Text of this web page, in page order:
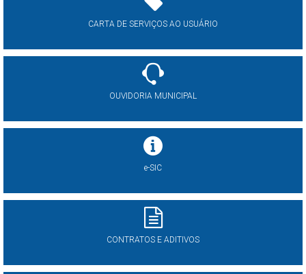
CARTA DE SERVIÇOS AO USUÁRIO
OUVIDORIA MUNICIPAL
e-SIC
CONTRATOS E ADITIVOS